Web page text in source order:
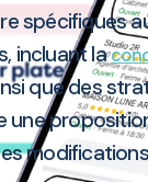
spécifiques
incluant la
que des
une